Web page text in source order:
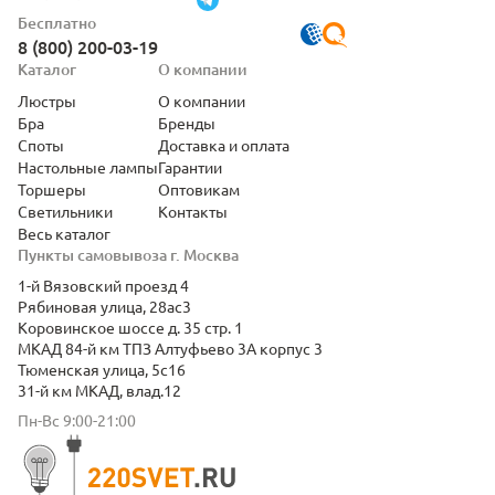
Бесплатно
8 (800) 200-03-19
Пункты самовывоза г. Москва
1-й Вязовский проезд 4
Рябиновая улица, 28ас3
Коровинское шоссе д. 35 стр. 1
МКАД 84-й км ТПЗ Алтуфьево 3А корпус 3
Тюменская улица, 5с16
31-й км МКАД, влад.12
Пн-Вс 9:00-21:00
Каталог
Люстры
Бра
Споты
Настольные лампы
Торшеры
Светильники
Весь каталог
О компании
О компании
Бренды
Доставка и оплата
Гарантии
Оптовикам
Контакты